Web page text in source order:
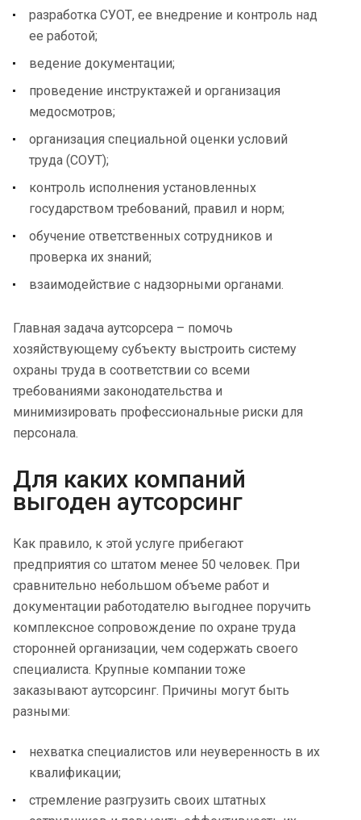
разработка СУОТ, ее внедрение и контроль над
ее работой;
ведение документации;
проведение инструктажей и организация
медосмотров;
организация специальной оценки условий
труда (СОУТ);
контроль исполнения установленных
государством требований, правил и норм;
обучение ответственных сотрудников и
проверка их знаний;
взаимодействие с надзорными органами.
Главная задача аутсорсера – помочь
хозяйствующему субъекту выстроить систему
охраны труда в соответствии со всеми
требованиями законодательства и
минимизировать профессиональные риски для
персонала.
Для каких компаний
выгоден аутсорсинг
Как правило, к этой услуге прибегают
предприятия со штатом менее 50 человек. При
сравнительно небольшом объеме работ и
документации работодателю выгоднее поручить
комплексное сопровождение по охране труда
сторонней организации, чем содержать своего
специалиста. Крупные компании тоже
заказывают аутсорсинг. Причины могут быть
разными:
нехватка специалистов или неуверенность в их
квалификации;
стремление разгрузить своих штатных